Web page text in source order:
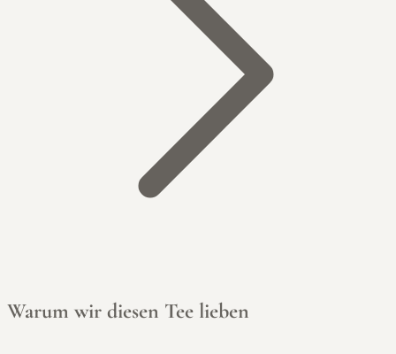
Warum wir diesen Tee lieben